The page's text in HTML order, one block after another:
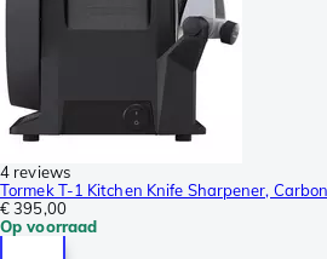
4 reviews
Tormek T-1 Kitchen Knife Sharpener,
€ 395,00
Op voorraad